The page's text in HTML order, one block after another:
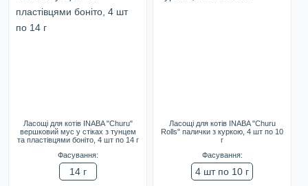
Ласощі для котів INABA "Churu"
вершковий мус у стіках з тунцем
та пластівцями боніто, 4 шт по 14 г
Фасування:
14 г
Ласощі для котів INABA "Churu
Rolls" палички з куркою, 4 шт по 10
г
Фасування:
4 шт по 10 г